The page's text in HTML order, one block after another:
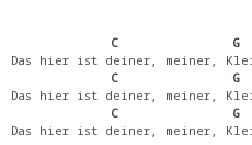
C               G
Das hier ist deiner, meiner,
C               G
Das hier ist deiner, meiner,
             C               G
Das hier ist deiner, meiner,